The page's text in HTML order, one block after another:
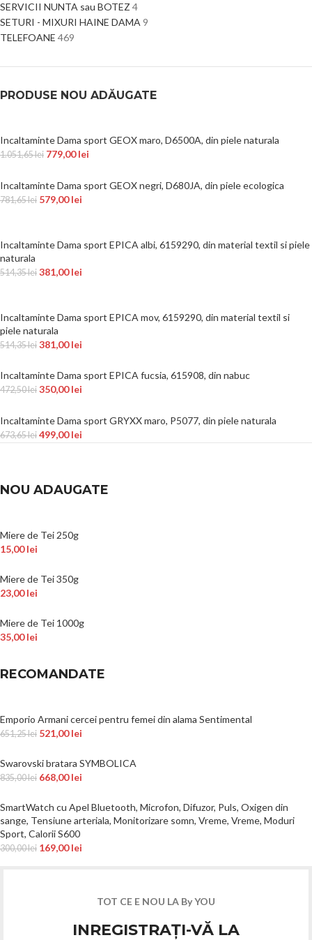
SERVICII NUNTA sau BOTEZ 4
SETURI - MIXURI HAINE DAMA 9
TELEFOANE 469
PRODUSE NOU ADĂUGATE
Incaltaminte Dama sport GEOX maro, D6500A, din piele naturala
1.051,65lei 779,00lei
Incaltaminte Dama sport GEOX negri, D680JA, din piele ecologica
781,65lei 579,00lei
Incaltaminte Dama sport EPICA albi, 6159290, din material textil si piele
naturala
514,35lei 381,00lei
Incaltaminte Dama sport EPICA mov, 6159290, din material textil si
piele naturala
514,35lei 381,00lei
Incaltaminte Dama sport EPICA fucsia, 615908, din nabuc
472,50lei 350,00lei
Incaltaminte Dama sport GRYXX maro, P5077, din piele naturala
673,65lei 499,00lei
NOU ADAUGATE
Miere de Tei 250g
15,00lei
Miere de Tei 350g
23,00lei
Miere de Tei 1000g
35,00lei
RECOMANDATE
Emporio Armani cercei pentru femei din alama Sentimental
651,25lei 521,00lei
Swarovski bratara SYMBOLICA
835,00lei 668,00lei
SmartWatch cu Apel Bluetooth, Microfon, Difuzor, Puls, Oxigen din
sange, Tensiune arteriala, Monitorizare somn, Vreme, Vreme, Moduri
Sport, Calorii S600
300,00lei 169,00lei
TOT CE E NOU LA By YOU
INREGISTRAȚI-VĂ LA